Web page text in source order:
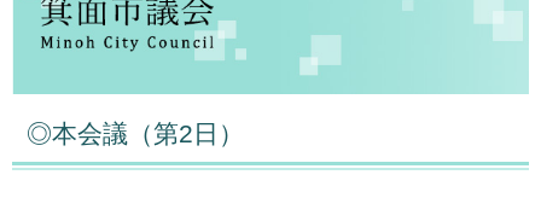
◎本会議（第2日）